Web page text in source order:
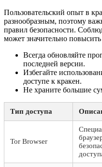
Пользовательский опыт в
разнообразным, поэтому
правил безопасности.
может значительно
Всегда обновляйте
последней версии.
Избегайте
доступе к кракен.
Не храните большие
Тип доступа
Tor Browser